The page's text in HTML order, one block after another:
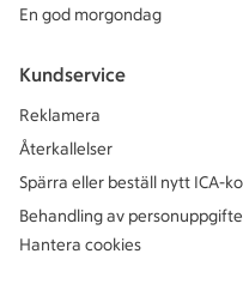
En god morgondag
Kundservice
Reklamera
Återkallelser
Spärra eller beställ nytt ICA-
Behandling av
Hantera cookies